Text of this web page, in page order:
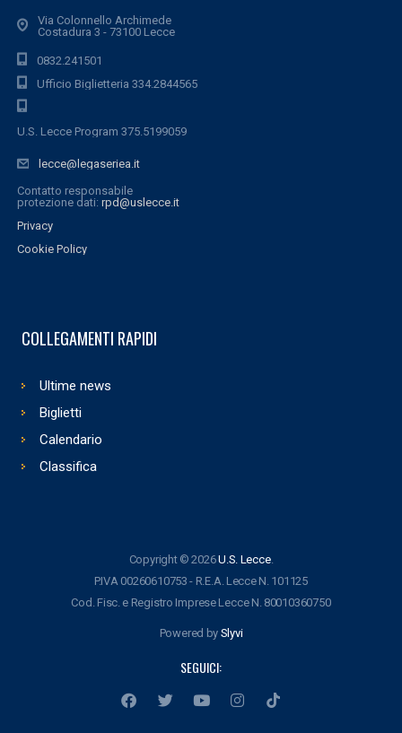
Via Colonnello Archimede
Costadura 3 - 73100 Lecce
0832.241501
Ufficio Biglietteria 334.2844565
U.S. Lecce Program 375.5199059
lecce@legaseriea.it
Contatto responsabile
protezione dati: rpd@uslecce.it
Privacy
Cookie Policy
COLLEGAMENTI RAPIDI
Ultime news
Biglietti
Calendario
Classifica
Copyright © 2026U.S. Lecce.
P.IVA 00260610753 - R.E.A. Lecce N. 101125
Cod. Fisc. e Registro Imprese Lecce N. 80010360750
Powered by Slyvi
SEGUICI: